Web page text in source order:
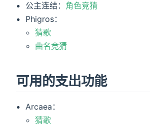
公主连结： 角色竞猜
Phigros：
猜歌
曲名竞猜
可用的支出功能
Arcaea：
猜歌